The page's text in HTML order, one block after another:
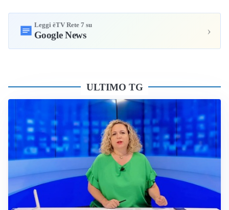
Leggi èTV Rete 7 su
Google News ›
ULTIMO TG